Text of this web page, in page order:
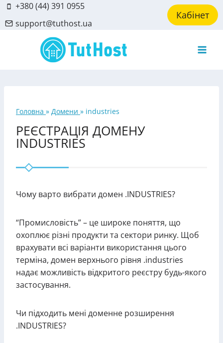
Skip
to
content
+380 (44) 391 0955
support@tuthost.ua
Кабінет
Головна » Домени » industries
РЕЄСТРАЦІЯ ДОМЕНУ
INDUSTRIES
Чому варто вибрати домен .INDUSTRIES?
“Промисловість” – це широке поняття, що
охоплює різні продукти та сектори ринку. Щоб
врахувати всі варіанти використання цього
терміна, домен верхнього рівня .industries
надає можливість відкритого реєстру будь-якого
застосування.
Чи підходить мені доменне розширення
.INDUSTRIES?